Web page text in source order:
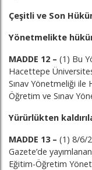
Çeşitli ve Son
Yönetmelikte
MADDE 12 – (1) Bu
Hacettepe
Sınav Yönetmeliği
Öğretim ve Sınav
Yürürlükten
MADDE 13 – (1) 8/6/
Gazete’de
Eğitim-Öğretim